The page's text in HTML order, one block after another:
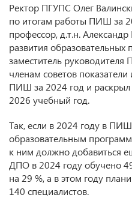
Ректор ПГУПС Олег
по итогам работы ПИШ за
профессор, д.т.н.
развития
заместитель
членам советов
ПИШ за 2024 год и
2026 учебный год.
Так, если в 2024 году в
образовательным
к ним должно добавиться
ДПО в 2024 году обучено
на 29 %, а в этом году
140 специалистов.